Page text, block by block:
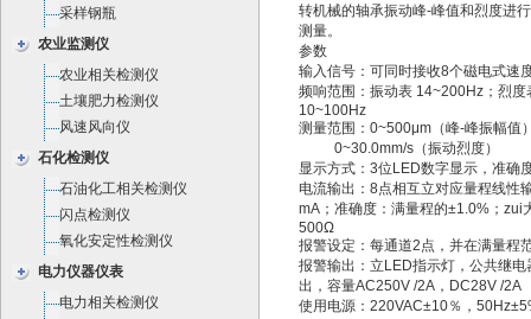
采样钢瓶
农业监测仪
农业相关检测仪
土壤肥力检测仪
风速风向仪
石化检测仪
石油化工相关检测仪
闪点检测仪
氧化安定性检测仪
电力仪器仪表
电力相关检测仪
转机械的轴承振动峰-峰值和烈度进
测量。
参数
输入信号：可同时接收8个磁电式速
频响范围：振动表 14~200Hz；烈度
10~100Hz
测量范围：0~500μm（峰-峰振幅值
0~30.0mm/s（振动烈度）
显示方式：3位LED数字显示，准确
电流输出：8点相互立对应量程线性
mA；准确度：满量程的±1.0%；zui
500Ω
报警设定：每通道2点，并在满量程
报警输出：立LED指示灯，公共继电
出，容量AC250V /2A，DC28V /2A
使用电源：220VAC±10％，